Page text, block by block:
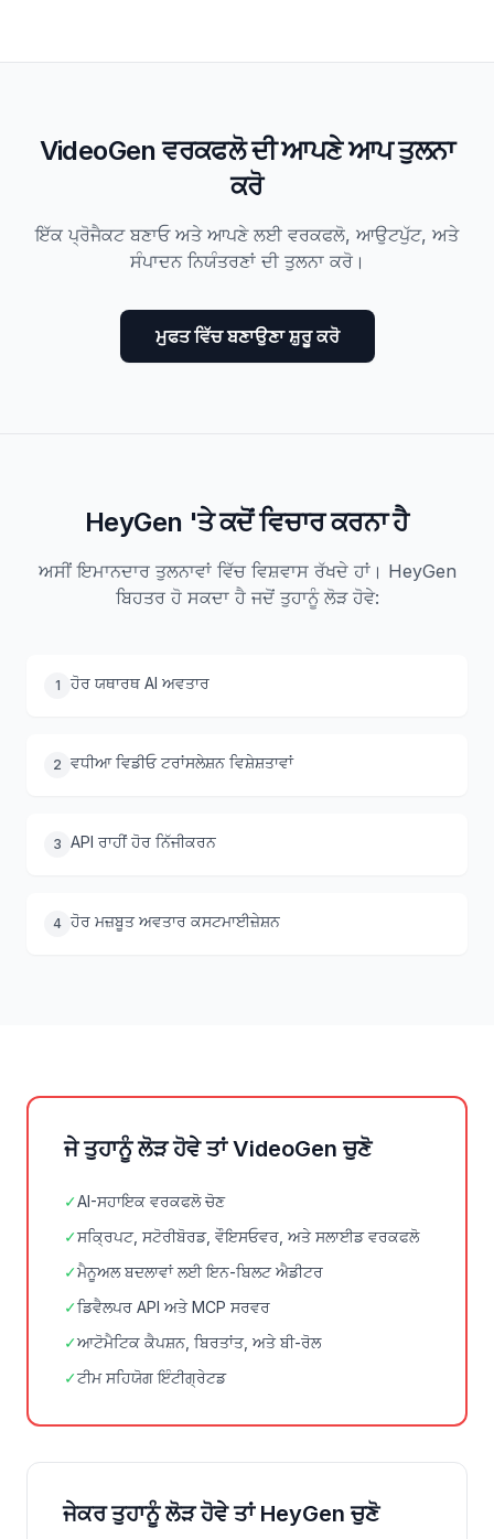
VideoGen ਵਰਕਫਲੋ ਦੀ ਆਪਣੇ ਆਪ ਤੁਲਨਾ
ਕਰੋ
ਇੱਕ ਪ੍ਰੋਜੈਕਟ ਬਣਾਓ ਅਤੇ ਆਪਣੇ ਲਈ ਵਰਕਫਲੋ, ਆਉਟਪੁੱਟ, ਅਤੇ
ਸੰਪਾਦਨ ਨਿਯੰਤਰਣਾਂ ਦੀ ਤੁਲਨਾ ਕਰੋ।
ਮੁਫਤ ਵਿੱਚ ਬਣਾਉਣਾ ਸ਼ੁਰੂ ਕਰੋ
HeyGen 'ਤੇ ਕਦੋਂ ਵਿਚਾਰ ਕਰਨਾ ਹੈ
ਅਸੀਂ ਇਮਾਨਦਾਰ ਤੁਲਨਾਵਾਂ ਵਿੱਚ ਵਿਸ਼ਵਾਸ ਰੱਖਦੇ ਹਾਂ। HeyGen
ਬਿਹਤਰ ਹੋ ਸਕਦਾ ਹੈ ਜਦੋਂ ਤੁਹਾਨੂੰ ਲੋੜ ਹੋਵੇ:
1 ਹੋਰ ਯਥਾਰਥ AI ਅਵਤਾਰ
2 ਵਧੀਆ ਵਿਡੀਓ ਟਰਾਂਸਲੇਸ਼ਨ ਵਿਸ਼ੇਸ਼ਤਾਵਾਂ
3 API ਰਾਹੀਂ ਹੋਰ ਨਿੱਜੀਕਰਨ
4 ਹੋਰ ਮਜ਼ਬੂਤ ਅਵਤਾਰ ਕਸਟਮਾਈਜ਼ੇਸ਼ਨ
ਜੇ ਤੁਹਾਨੂੰ ਲੋੜ ਹੋਵੇ ਤਾਂ VideoGen ਚੁਣੋ
✓AI-ਸਹਾਇਕ ਵਰਕਫਲੋ ਚੋਣ
✓ਸਕ੍ਰਿਪਟ, ਸਟੋਰੀਬੋਰਡ, ਵੌਇਸਓਵਰ, ਅਤੇ ਸਲਾਈਡ ਵਰਕਫਲੋ
✓ਮੈਨੂਅਲ ਬਦਲਾਵਾਂ ਲਈ ਇਨ-ਬਿਲਟ ਐਡੀਟਰ
✓ਡਿਵੈਲਪਰ API ਅਤੇ MCP ਸਰਵਰ
✓ਆਟੋਮੈਟਿਕ ਕੈਪਸ਼ਨ, ਬਿਰਤਾਂਤ, ਅਤੇ ਬੀ-ਰੋਲ
✓ਟੀਮ ਸਹਿਯੋਗ ਇੰਟੀਗ੍ਰੇਟਡ
ਜੇਕਰ ਤੁਹਾਨੂੰ ਲੋੜ ਹੋਵੇ ਤਾਂ HeyGen ਚੁਣੋ